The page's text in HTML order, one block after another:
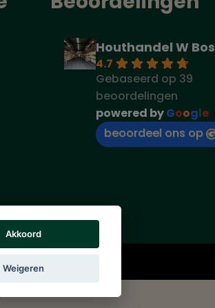
Houthandel W Bos
4.7
Gebaseerd op 39
beoordelingen
powered byGoogle
beoordeel ons op
vermeld.
Akkoord
Weigeren